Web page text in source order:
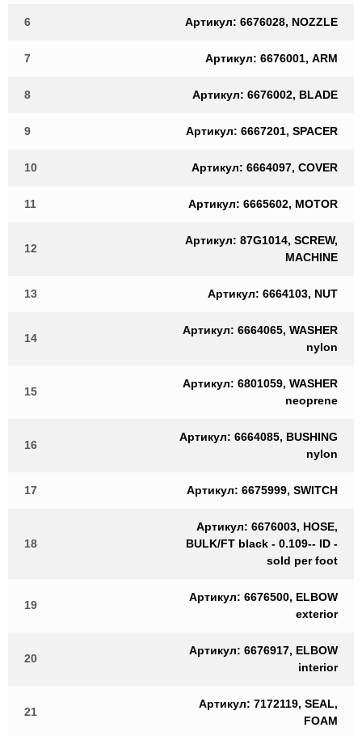
6 Артикул: 6676028, NOZZLE
7 Артикул: 6676001, ARM
8 Артикул: 6676002, BLADE
9 Артикул: 6667201, SPACER
10 Артикул: 6664097, COVER
11 Артикул: 6665602, MOTOR
12
Артикул: 87G1014, SCREW,
MACHINE
13 Артикул: 6664103, NUT
14
Артикул: 6664065, WASHER
nylon
15
Артикул: 6801059, WASHER
neoprene
16
Артикул: 6664085, BUSHING
nylon
17 Артикул: 6675999, SWITCH
18
Артикул: 6676003, HOSE,
BULK/FT black - 0.109-- ID -
sold per foot
19
Артикул: 6676500, ELBOW
exterior
20
Артикул: 6676917, ELBOW
interior
21
Артикул: 7172119, SEAL,
FOAM